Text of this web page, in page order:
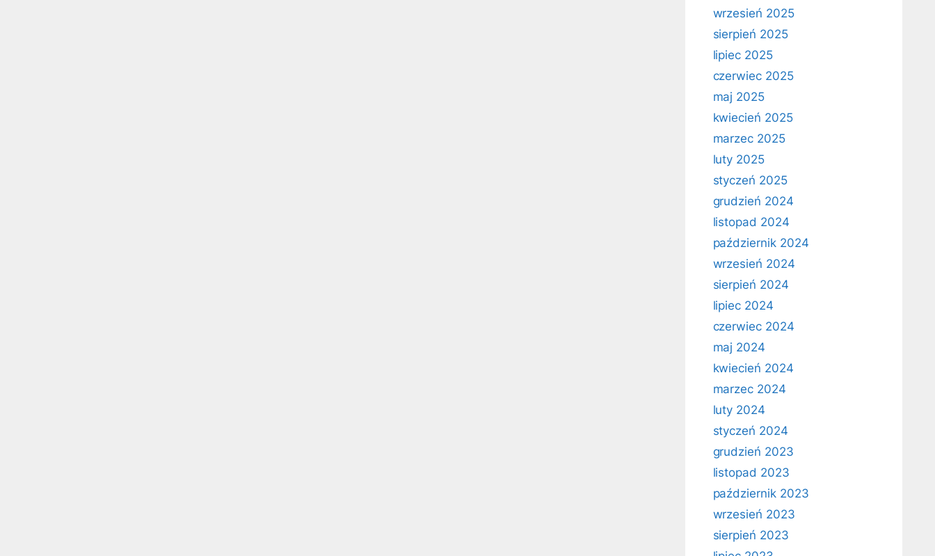
wrzesień 2025
sierpień 2025
lipiec 2025
czerwiec 2025
maj 2025
kwiecień 2025
marzec 2025
luty 2025
styczeń 2025
grudzień 2024
listopad 2024
październik 2024
wrzesień 2024
sierpień 2024
lipiec 2024
czerwiec 2024
maj 2024
kwiecień 2024
marzec 2024
luty 2024
styczeń 2024
grudzień 2023
listopad 2023
październik 2023
wrzesień 2023
sierpień 2023